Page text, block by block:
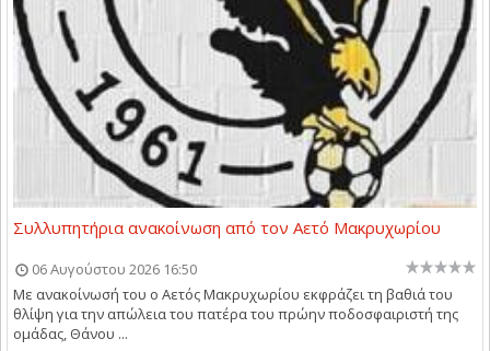
Συλλυπητήρια ανακοίνωση από τον Αετό Μακρυχωρίου
06 Αυγούστου 2026 16:50
Με ανακοίνωσή του ο Αετός Μακρυχωρίου εκφράζει τη βαθιά του
θλίψη για την απώλεια του πατέρα του πρώην ποδοσφαιριστή της
ομάδας, Θάνου ...